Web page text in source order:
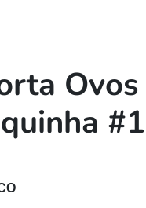
Ovos
#1